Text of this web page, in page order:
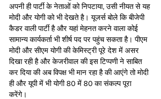
अपनी ही पार्टी के नेताओं को निपटाया, उसी नीयत से यह
मोदी और योगी को भी देखते है। यूजर्स बोले कि बीजेपी
कैडर वाली पार्टी है और यहां मेहनत करने वाला कोई
सामान्य कार्यकर्ता भी शीर्ष पद पर पहुंच सकता है। पीएम
मोदी और सीएम योगी की केमिस्ट्री पूरे देश में असर
दिखा रही है और केजरीवाल की इस टिप्पणी ने साबित
कर दिया की अब विपक्ष भी मान रहा है की आएंगे तो मोदी
ही और यूपी में भी योगी 80 में 80 का संकल्प पूरा
करेंगे।